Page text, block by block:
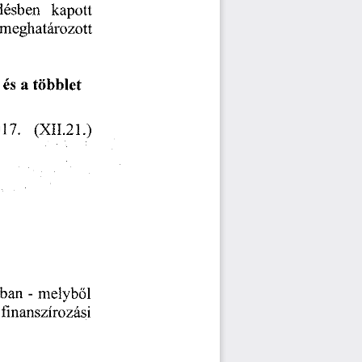
    kapott
meghatározott
és
  a  többlet
    (XII.21.)
ban
  -  melyből
finanszírozási